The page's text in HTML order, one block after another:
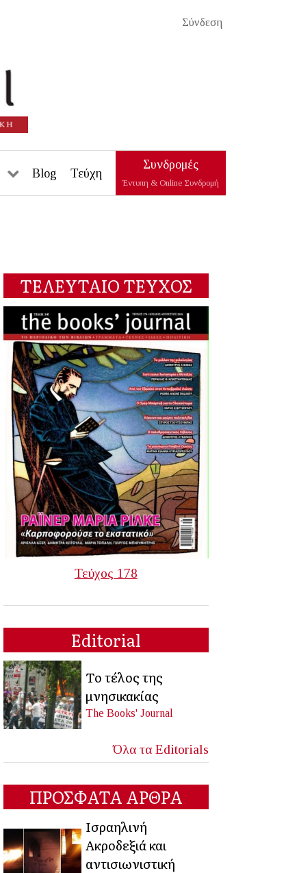
Σύνδεση
Blog Τεύχη
Συνδρομές
Έντυπη & Online Συνδρομή
ΤΕΛΕΥΤΑΙΟ ΤΕΥΧΟΣ
Τεύχος 178
Editorial
Το τέλος της
μνησικακίας
The Books' Journal
Όλα τα Editorials
ΠΡΟΣΦΑΤΑ ΑΡΘΡΑ
Ισραηλινή
Ακροδεξιά και
αντισιωνιστική